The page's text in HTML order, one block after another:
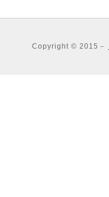
Copyright © 2015－